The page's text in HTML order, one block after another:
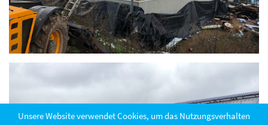
Unsere Website verwendet Cookies, um das Nutzungsverhalten